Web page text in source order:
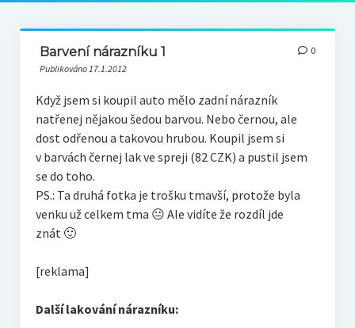
Barvení nárazníku 1
Publikováno 17.1.2012
0
Když jsem si koupil auto mělo zadní nárazník
natřenej nějakou šedou barvou. Nebo černou, ale
dost odřenou a takovou hrubou. Koupil jsem si
v barvách černej lak ve spreji (82 CZK) a pustil jsem
se do toho.
PS.: Ta druhá fotka je trošku tmavší, protože byla
venku už celkem tma 😐 Ale vidíte že rozdíl jde
znát 🙂
[reklama]
Další lakování nárazníku: